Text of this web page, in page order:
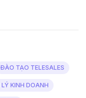
ĐÀO TẠO TELESALES
KINH DOANH